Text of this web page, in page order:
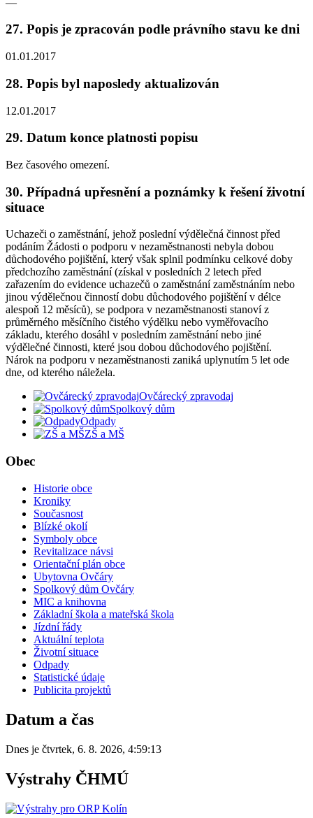
27. Popis je zpracován podle právního stavu ke dni
01.01.2017
28. Popis byl naposledy aktualizován
12.01.2017
29. Datum konce platnosti popisu
Bez časového omezení.
30. Případná upřesnění a poznámky k řešení životní
situace
Uchazeči o zaměstnání, jehož poslední výdělečná činnost před
podáním Žádosti o podporu v nezaměstnanosti nebyla dobou
důchodového pojištění, který však splnil podmínku celkové doby
předchozího zaměstnání (získal v posledních 2 letech před
zařazením do evidence uchazečů o zaměstnání zaměstnáním nebo
jinou výdělečnou činností dobu důchodového pojištění v délce
alespoň 12 měsíců), se podpora v nezaměstnanosti stanoví z
průměrného měsíčního čistého výdělku nebo vyměřovacího
základu, kterého dosáhl v posledním zaměstnání nebo jiné
výdělečné činnosti, které jsou dobou důchodového pojištění.
Nárok na podporu v nezaměstnanosti zaniká uplynutím 5 let ode
dne, od kterého náležela.
Ovčárecký zpravodaj
Spolkový dům
Odpady
ZŠ a MŠ
Obec
Historie obce
Kroniky
Současnost
Blízké okolí
Symboly obce
Revitalizace návsi
Orientační plán obce
Ubytovna Ovčáry
Spolkový dům Ovčáry
MIC a knihovna
Základní škola a mateřská škola
Jízdní řády
Aktuální teplota
Životní situace
Odpady
Statistické údaje
Publicita projektů
Datum a čas
Dnes je čtvrtek, 6. 8. 2026, 4:59:13
Výstrahy ČHMÚ